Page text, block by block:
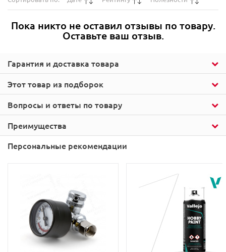
Этот товар из подборок
Гарантия и доставка товара
Пока никто не оставил отзывы по товару.
Оставьте ваш отзыв.
Вопросы и ответы по товару
Преимущества
Персональные рекомендации